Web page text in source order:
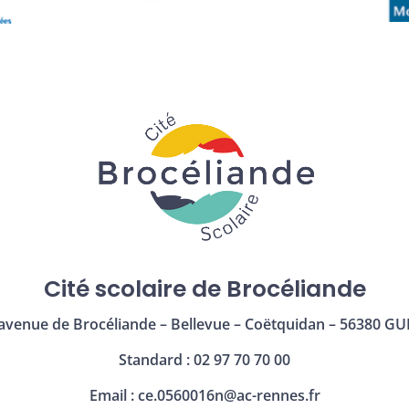
Cité scolaire de Brocéliande
de Brocéliande – Bellevue – Coëtquidan – 56380
Standard : 02 97 70 70 00
Email :ce.0560016n@ac-rennes.fr